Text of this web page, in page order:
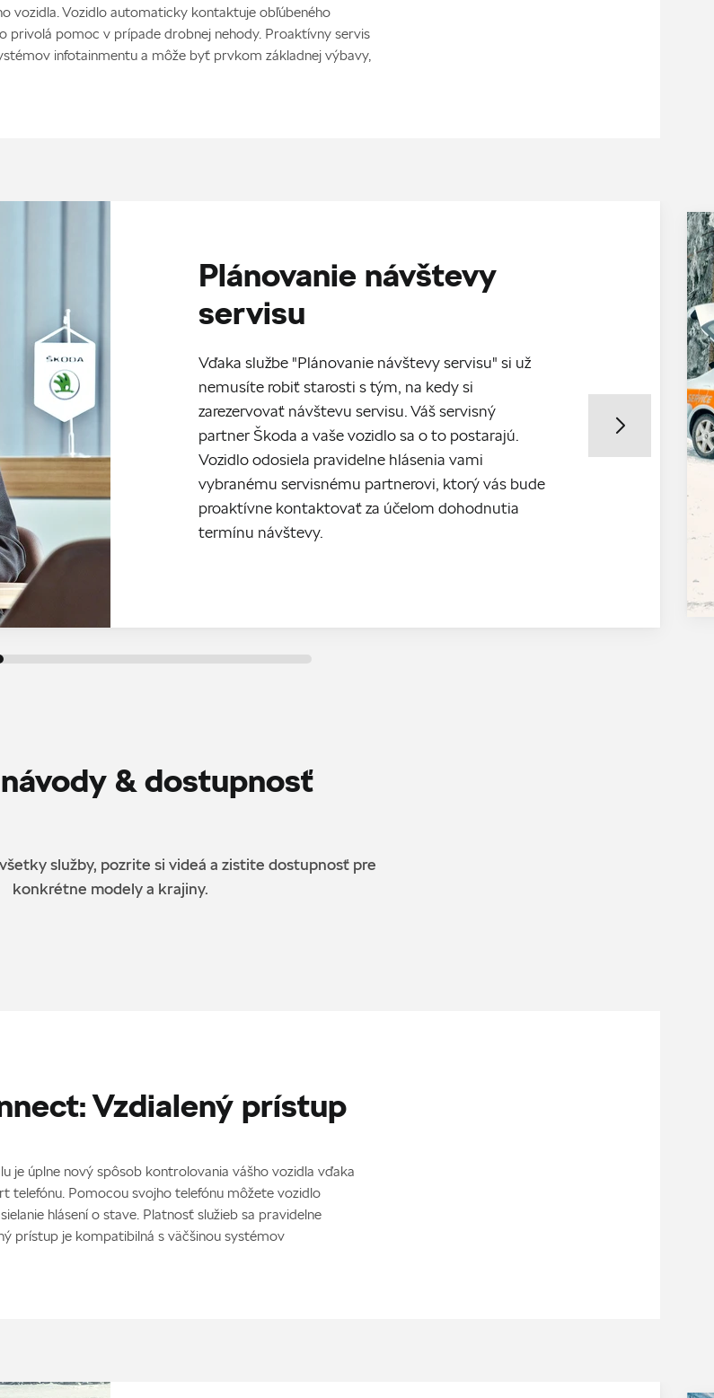
vozidla. Vozidlo automaticky kontaktuje obľúbeného
privolá pomoc v prípade drobnej nehody. Proaktívny servis
infotainmentu a môže byť prvkom základnej výbavy,
Plánovanie návštevy
servisu
Vďaka službe "Plánovanie návštevy servisu" si už
nemusíte robiť starosti s tým, na kedy si
zarezervovať návštevu servisu. Váš servisný
partner Škoda a vaše vozidlo sa o to postarajú.
Vozidlo odosiela pravidelne hlásenia vami
vybranému servisnému partnerovi, ktorý vás bude
proaktívne kontaktovať za účelom dohodnutia
termínu návštevy.
& dostupnosť
služby, pozrite si videá a zistite dostupnosť pre
konkrétne modely a krajiny.
Vzdialený prístup
je úplne nový spôsob kontrolovania vášho vozidla vďaka
telefónu. Pomocou svojho telefónu môžete vozidlo
hlásení o stave. Platnosť služieb sa pravidelne
prístup je kompatibilná s väčšinou systémov